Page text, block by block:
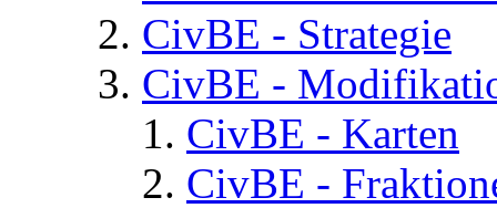
CivBE - Strategie
CivBE -
CivBE - Karten
CivBE -